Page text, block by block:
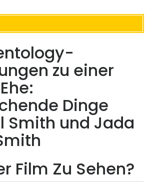
zu einer
Dinge
Smith und Jada
Film Zu Sehen?